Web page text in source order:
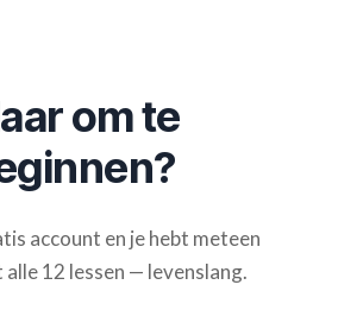
om te
account en je hebt meteen
12 lessen — levenslang.